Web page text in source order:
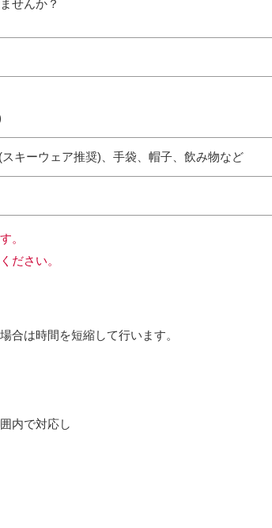
せんか？
キーウェア推奨)、手袋、帽子、飲み物など
。
ださい。
合は時間を短縮して行います。
内で対応し